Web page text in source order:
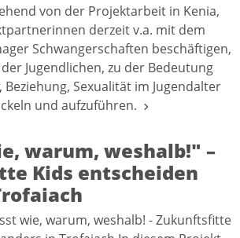
von der Projektarbeit in Kenia,
derzeit v.a. mit dem
Schwangerschaften beschäftigen,
Jugendlichen, zu der Bedeutung
Sexualität im Jugendalter
und aufzuführen.
warum, weshalb!" –
Kids entscheiden
wie, warum, weshalb! - Zukunftsfitte